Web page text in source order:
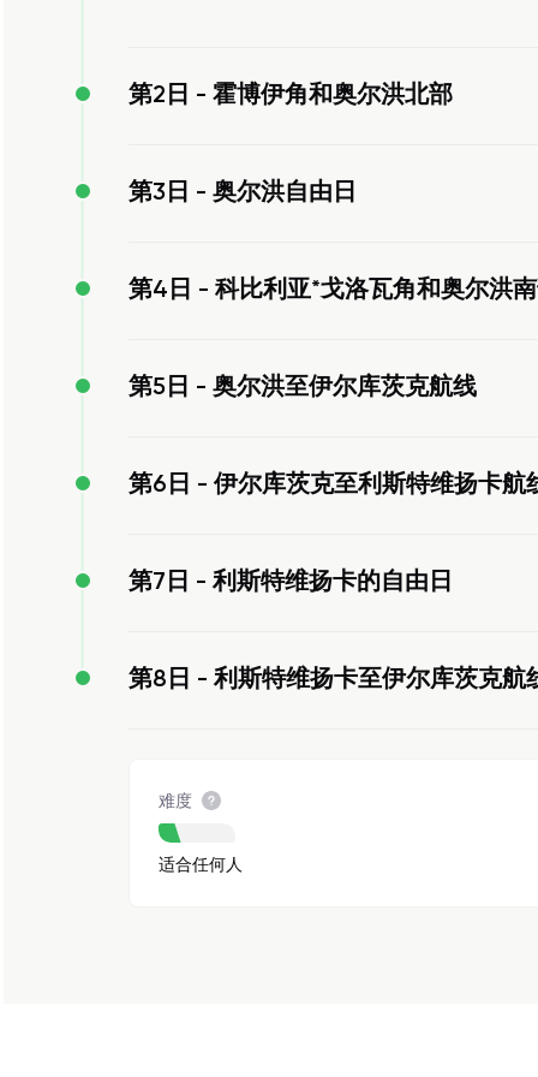
第2日 - 霍博伊角和奥尔洪北部
第3日 - 奥尔洪自由日
第4日 - 科比利亚*戈洛瓦角和奥尔洪
第5日 - 奥尔洪至伊尔库茨克航线
第6日 - 伊尔库茨克至利斯特维扬卡航
第7日 -利斯特维扬卡的自由日
第8日 -利斯特维扬卡至伊尔库茨克航
难度
适合任何人